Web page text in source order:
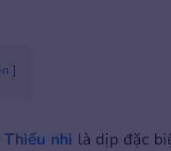
nhi là dịp đặc